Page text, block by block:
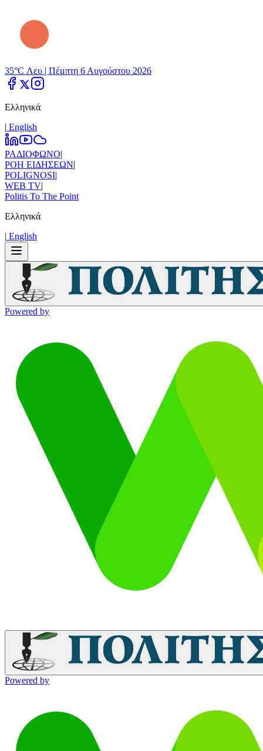
35°C Λευ | Πέμπτη 6 Αυγούστου 2026
Ελληνικά
| Εnglish
ΡΑΔΙΟΦΩΝΟ|
ΡΟΗ ΕΙΔΗΣΕΩΝ|
POLIGNOSI|
WEB TV|
Politis To The Point
Ελληνικά
| Εnglish
Powered by
Powered by